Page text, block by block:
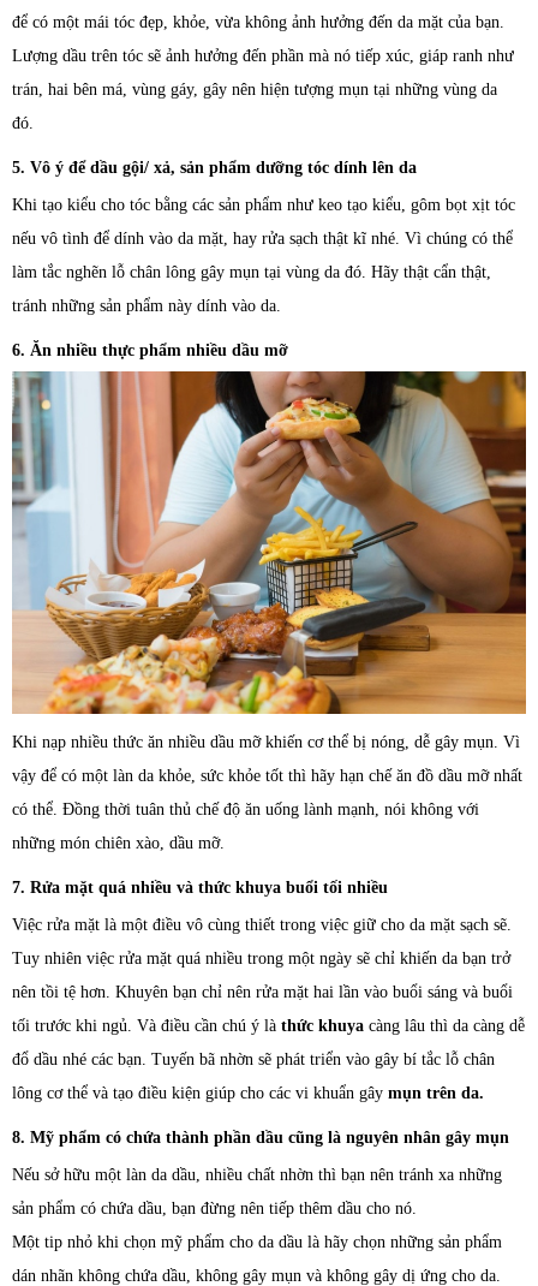
để có một mái tóc đẹp, khỏe, vừa không ảnh hưởng đến da mặt của bạn.
Lượng dầu trên tóc sẽ ảnh hưởng đến phần mà nó tiếp xúc, giáp ranh như
trán, hai bên má, vùng gáy, gây nên hiện tượng mụn tại những vùng da
đó.
5. Vô ý để dầu gội/ xả, sản phẩm dưỡng tóc dính lên da
Khi tạo kiểu cho tóc bằng các sản phẩm như keo tạo kiểu, gôm bọt xịt tóc
nếu vô tình để dính vào da mặt, hay rửa sạch thật kĩ nhé. Vì chúng có thể
làm tắc nghẽn lỗ chân lông gây mụn tại vùng da đó. Hãy thật cẩn thật,
tránh những sản phẩm này dính vào da.
6. Ăn nhiều thực phẩm nhiều dầu mỡ
Khi nạp nhiều thức ăn nhiều dầu mỡ khiến cơ thể bị nóng, dễ gây mụn. Vì
vậy để có một làn da khỏe, sức khỏe tốt thì hãy hạn chế ăn đồ dầu mỡ nhất
có thể. Đồng thời tuân thủ chế độ ăn uống lành mạnh, nói không với
những món chiên xào, dầu mỡ.
7. Rửa mặt quá nhiều và thức khuya buổi tối nhiều
Việc rửa mặt là một điều vô cùng thiết trong việc giữ cho da mặt sạch sẽ.
Tuy nhiên việc rửa mặt quá nhiều trong một ngày sẽ chỉ khiến da bạn trở
nên tồi tệ hơn. Khuyên bạn chỉ nên rửa mặt hai lần vào buổi sáng và buổi
tối trước khi ngủ. Và điều cần chú ý là thức khuya càng lâu thì da càng dễ
đổ dầu nhé các bạn. Tuyến bã nhờn sẽ phát triển vào gây bí tắc lỗ chân
lông cơ thể và tạo điều kiện giúp cho các vi khuẩn gây mụn trên da.
8. Mỹ phẩm có chứa thành phần dầu cũng là nguyên nhân gây mụn
Nếu sở hữu một làn da dầu, nhiều chất nhờn thì bạn nên tránh xa những
sản phẩm có chứa dầu, bạn đừng nên tiếp thêm dầu cho nó.
Một tip nhỏ khi chọn mỹ phẩm cho da dầu là hãy chọn những sản phẩm
dán nhãn không chứa dầu, không gây mụn và không gây dị ứng cho da.